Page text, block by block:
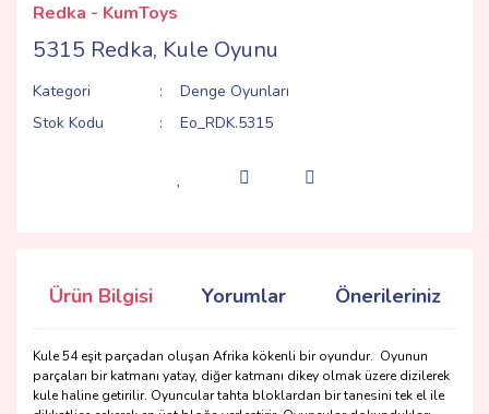
Redka - KumToys
5315 Redka, Kule Oyunu
Kategori
Denge Oyunları
Stok Kodu
Eo_RDK.5315
Ürün Bilgisi Yorumlar Önerileriniz
Kule 54 eşit parçadan oluşan Afrika kökenli bir oyundur. Oyunun
parçaları bir katmanı yatay, diğer katmanı dikey olmak üzere dizilerek
kule haline getirilir. Oyuncular tahta bloklardan bir tanesini tek el ile